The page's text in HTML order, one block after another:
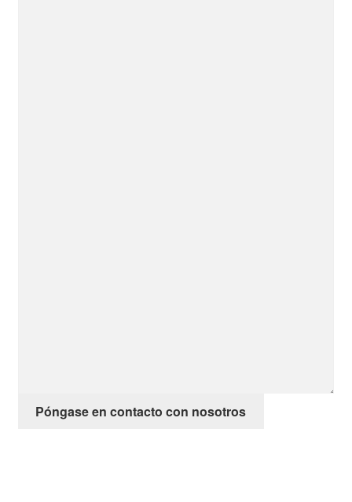
Póngase en contacto con nosotros